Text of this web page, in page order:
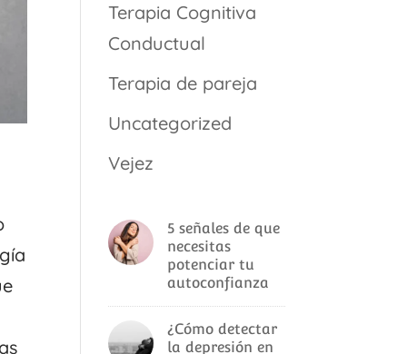
Terapia Cognitiva
Conductual
Terapia de pareja
Uncategorized
Vejez
5 señales de que
necesitas
potenciar tu
autoconfianza
¿Cómo detectar
la depresión en